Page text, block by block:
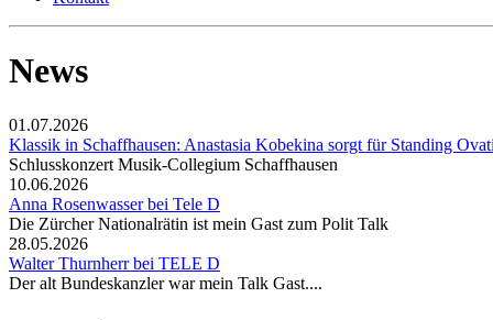
News
01.07.2026
Klassik in Schaffhausen: Anastasia Kobekina sorgt für Standing
Schlusskonzert Musik-Collegium Schaffhausen
10.06.2026
Anna Rosenwasser bei Tele D
Die Zürcher Nationalrätin ist mein Gast zum Polit Talk
28.05.2026
Walter Thurnherr bei TELE D
Der alt Bundeskanzler war mein Talk Gast....